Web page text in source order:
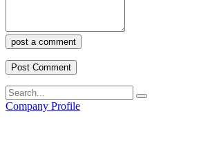
post a comment
Company Profile